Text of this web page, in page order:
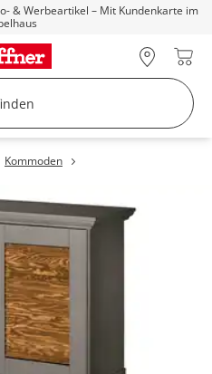
& Werbeartikel – Mit Kundenkarte im
Kommoden